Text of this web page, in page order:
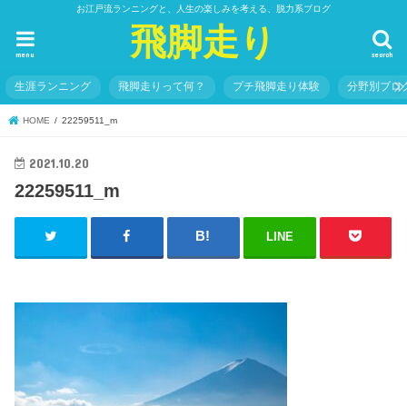
お江戸流ランニングと、人生の楽しみを考える、脱力系ブログ
飛脚走り search
menu
生涯ランニング 飛脚走りって何？ プチ飛脚走り体験 分野別ブロ
HOME 22259511_m
2021.10.20
22259511_m
LINE